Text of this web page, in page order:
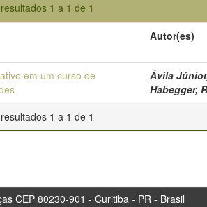
1 a 1 de 1
Autor(es)
em um curso de
Ávila
Habegger,
1 a 1 de 1
CEP 80230-901 - Curitiba -